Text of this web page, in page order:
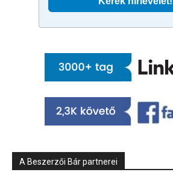
A Beszerzői Bár partnerei